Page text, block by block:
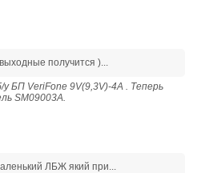
получится )...
у БП VeriFone 9V(9,3V)-4A . Теперь
SM09003A.
ЛБЖ який при...